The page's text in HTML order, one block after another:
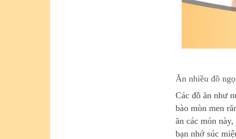
Ăn nhiều đồ
Các đồ ăn như
bào mòn men
ăn các món
bạn nhớ súc